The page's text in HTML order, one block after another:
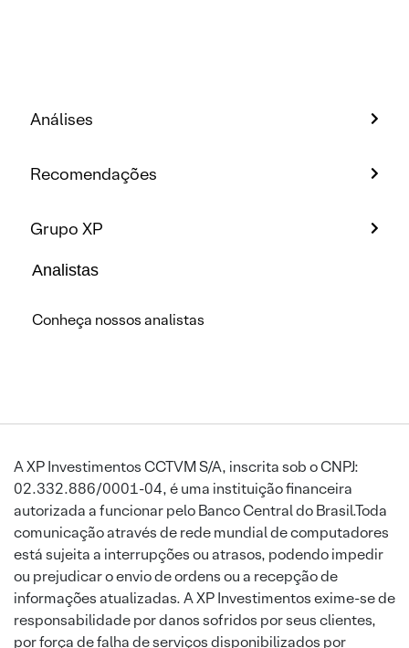
Análises
Recomendações
Grupo XP
Analistas
Conheça nossos analistas
A XP Investimentos CCTVM S/A, inscrita sob o CNPJ:
02.332.886/0001-04, é uma instituição financeira
autorizada a funcionar pelo Banco Central do Brasil.Toda
comunicação através de rede mundial de computadores
está sujeita a interrupções ou atrasos, podendo impedir
ou prejudicar o envio de ordens ou a recepção de
informações atualizadas. A XP Investimentos exime-se de
responsabilidade por danos sofridos por seus clientes,
por força de falha de serviços disponibilizados por